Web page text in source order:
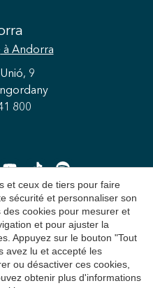
à Andorra
9
800
Carasso
et ceux de tiers pour faire
sécurité et personnaliser son
cookies pour mesurer et
et pour ajuster la
Appuyez sur le bouton "Tout
avez lu et accepté les
ou désactiver ces cookies,
obtenir plus d'informations
Tout accepter